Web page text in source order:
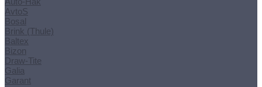
AvtoS
Bosal
Brink (Thule)
Baltex
Bizon
Draw-Tite
Galia
Garant